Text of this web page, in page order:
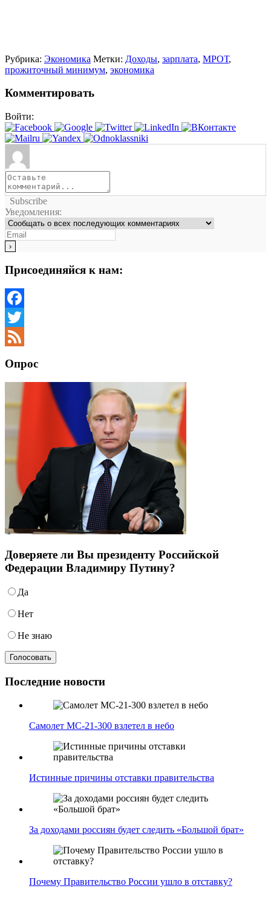
Рубрика: Экономика Метки: Доходы, зарплата, МРОТ,
прожиточный минимум, экономика
Комментировать
Войти:
Subscribe
Уведомления:
Присоединяйся к нам:
Facebook
Twitter
Опрос
Доверяете ли Вы президенту Российской
Федерации Владимиру Путину?
Да
Нет
Не знаю
Последние новости
Самолет МС-21-300 взлетел в небо
Истинные причины отставки правительства
За доходами россиян будет следить «Большой брат»
Почему Правительство России ушло в отставку?